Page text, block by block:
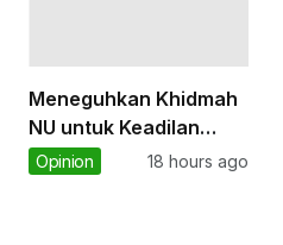
Meneguhkan Khidmah
NU untuk Keadilan
Ekologis
Opinion 18 hours ago